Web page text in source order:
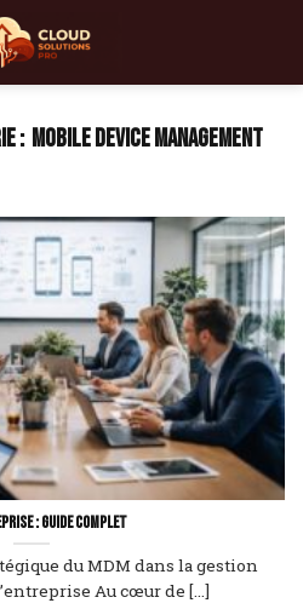
MOBILE DEVICE MANAGEMENT
: guide complet
du MDM dans la gestion
Au cœur de [...]